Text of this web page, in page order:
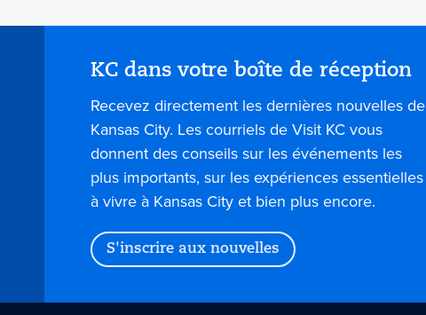
KC dans votre boîte de réception
Recevez directement les dernières nouvelles de
Kansas City. Les courriels de Visit KC vous
donnent des conseils sur les événements les
plus importants, sur les expériences essentielles
à vivre à Kansas City et bien plus encore.
S'inscrire aux nouvelles